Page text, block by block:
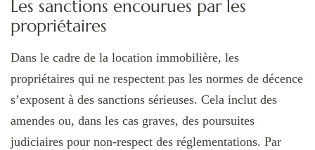
Les sanctions encourues par les
propriétaires
Dans le cadre de la location immobilière, les
propriétaires qui ne respectent pas les normes de décence
s’exposent à des sanctions sérieuses. Cela inclut des
amendes ou, dans les cas graves, des poursuites
judiciaires pour non-respect des réglementations. Par